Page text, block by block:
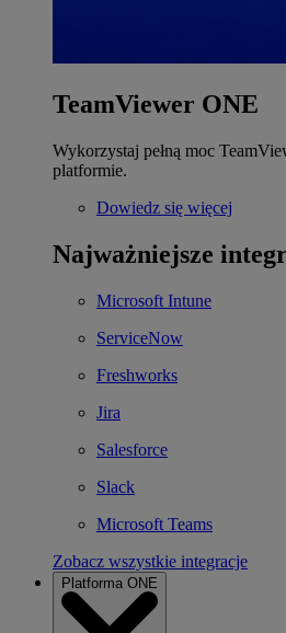
TeamViewer ONE
Wykorzystaj pełną moc
platformie.
Dowiedz się więcej
Najważniejsze
Microsoft Intune
ServiceNow
Freshworks
Jira
Salesforce
Slack
Microsoft Teams
Zobacz wszystkie integracje
Platforma ONE